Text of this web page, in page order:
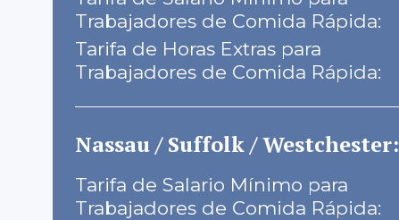
Trabajadores de Comida Rápida:
Tarifa de Horas Extras para
Trabajadores de Comida Rápida:
Nassau / Suffolk / Westchester:
Tarifa de Salario Mínimo para
Trabajadores de Comida Rápida: